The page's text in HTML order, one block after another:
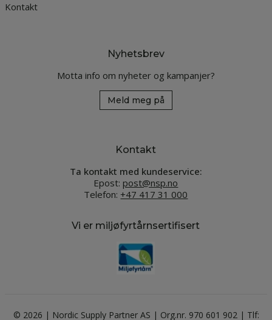
Kontakt
Nyhetsbrev
Motta info om nyheter og kampanjer?
Meld meg på
Kontakt
Ta kontakt med kundeservice:
Epost: post@nsp.no
Telefon:+47 417 31 000
Vi er miljøfyrtårnsertifisert
© 2026 | Nordic Supply Partner AS | Org.nr. 970 601 902 | Tlf: